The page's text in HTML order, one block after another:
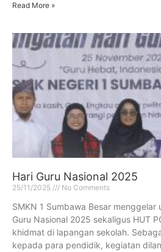
Read More »
Hari Guru Nasional 2025
25/11/2025 No Comments
SMKN 1 Sumbawa Besar
Guru Nasional 2025 sekaligus HUT
khidmat di lapangan sekolah.
kepada para pendidik, kegiatan